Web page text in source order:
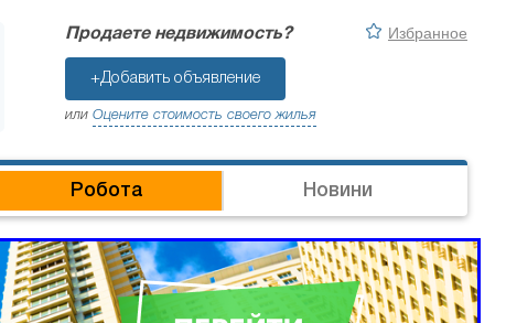
Продаете недвижимость?
+Добавить объявление
или Оцените стоимость своего жилья
Избранное
Робота Новини